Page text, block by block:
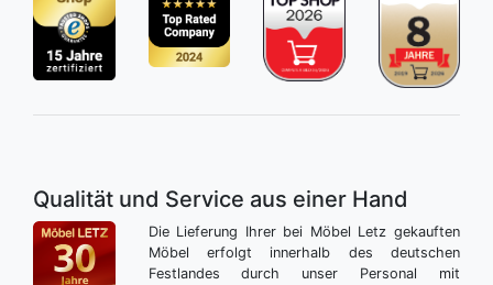
Qualität und Service aus einer Hand
Die Lieferung Ihrer bei Möbel Letz gekauften
Möbel erfolgt innerhalb des deutschen
Festlandes durch unser Personal mit